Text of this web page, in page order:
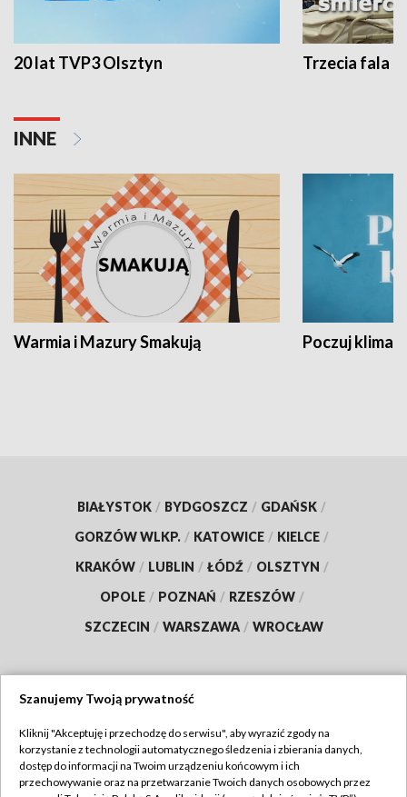
20 lat TVP3 Olsztyn Trzecia fala -
INNE
Warmia i Mazury Smakują Poczuj klimat
BIAŁYSTOK / BYDGOSZCZ / GDAŃSK /
GORZÓW WLKP. / KATOWICE / KIELCE /
KRAKÓW / LUBLIN / ŁÓDŹ / OLSZTYN /
OPOLE / POZNAŃ / RZESZÓW /
SZCZECIN / WARSZAWA / WROCŁAW
TVP
Abonament TVP
Regulamin TVP
Szanujemy Twoją prywatność
Kliknij "Akceptuję i przechodzę do serwisu", aby wyrazić zgody na
korzystanie z technologii automatycznego śledzenia i zbierania danych,
dostęp do informacji na Twoim urządzeniu końcowym i ich
przechowywanie oraz na przetwarzanie Twoich danych osobowych przez